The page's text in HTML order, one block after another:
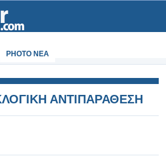
PHOTO NEA
ΑΝΤΙΠΑΡΑΘΕΣΗ